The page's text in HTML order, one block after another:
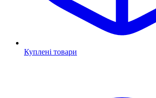
Куплені товари